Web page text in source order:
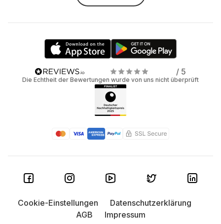
/ 5
Die Echtheit der Bewertungen wurde von uns nicht überprüft
Cookie-Einstellungen
Datenschutzerklärung
AGB
Impressum